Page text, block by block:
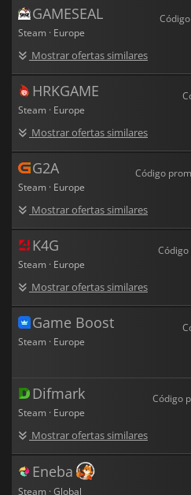
GAMESEAL
Steam · Europe
Mostrar ofertas similares
HRKGAME
Steam · Europe
Mostrar ofertas similares
G2A
Steam · Europe
Mostrar ofertas similares
Código
K4G
Steam · Europe
Mostrar ofertas similares
Game Boost
Steam · Europe
Difmark
Steam · Europe
Mostrar ofertas similares
Código
Eneba
Steam · Global